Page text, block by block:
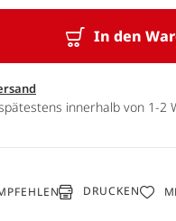
In den
innerhalb von 1-2
DRUCKEN